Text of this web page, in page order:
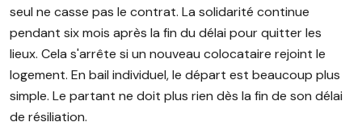
seul ne casse pas le contrat. La solidarité continue
pendant six mois après la fin du délai pour quitter les
lieux. Cela s'arrête si un nouveau colocataire rejoint le
logement. En bail individuel, le départ est beaucoup plus
simple. Le partant ne doit plus rien dès la fin de son délai
de résiliation.